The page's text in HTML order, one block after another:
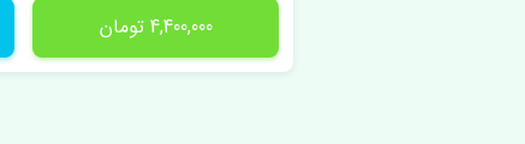
4,400,000 تومان